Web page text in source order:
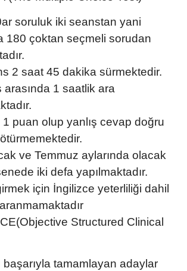
soruluk iki seanstan yani
180 çoktan seçmeli sorudan
2 saat 45 dakika sürmektedir.
arasında 1 saatlik ara
1 puan olup yanlış cevap doğru
ve Temmuz aylarında olacak
iki defa yapılmaktadır.
için İngilizce yeterliliği dahil
Structured Clinical
başarıyla tamamlayan adaylar